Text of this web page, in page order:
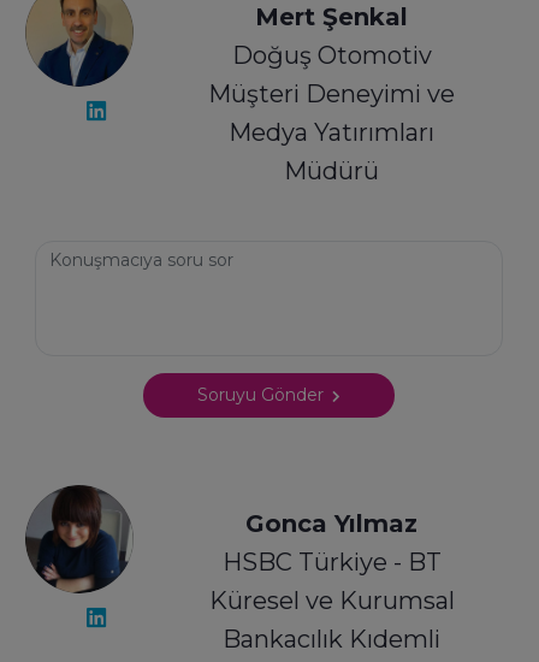
Mert Şenkal
Doğuş Otomotiv
Müşteri Deneyimi ve
Medya Yatırımları
Müdürü
Soruyu Gönder
Gonca Yılmaz
HSBC Türkiye - BT
Küresel ve Kurumsal
Bankacılık Kıdemli